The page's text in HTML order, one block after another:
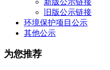
旧版公示链接
环境保护项目公示
其他公示
为您推荐